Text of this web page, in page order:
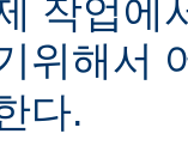
작업에
위해서
다.